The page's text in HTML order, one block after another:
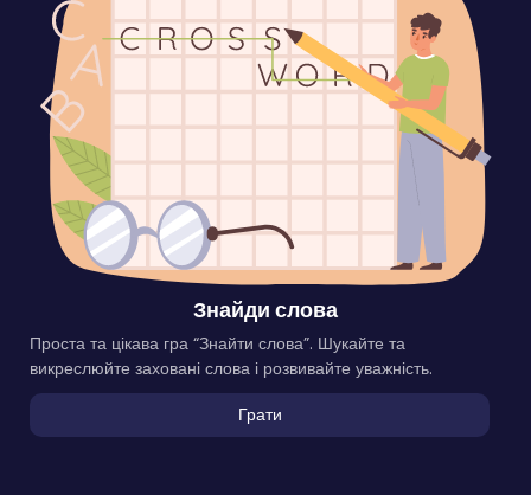
Знайди слова
Проста та цікава гра “Знайти слова”. Шукайте та
викреслюйте заховані слова і розвивайте уважність.
Грати